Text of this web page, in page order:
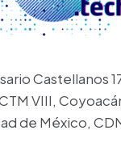
Castellanos
VIII,
de México,